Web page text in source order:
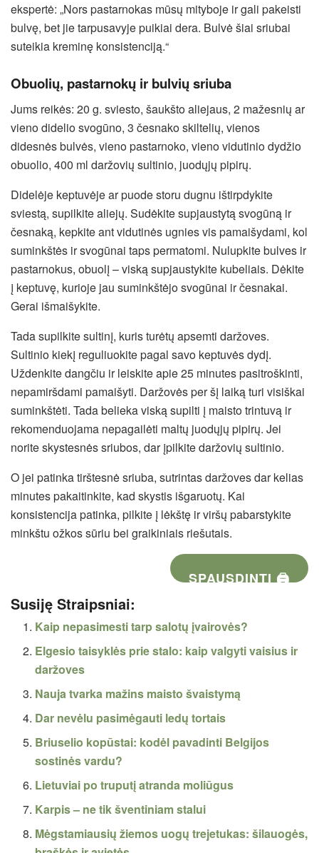
ekspertė: „Nors pastarnokas mūsų mityboje ir gali pakeisti
bulvę, bet jie tarpusavyje puikiai dera. Bulvė šiai sriubai
suteikia kreminę konsistenciją.“
Obuolių, pastarnokų ir bulvių sriuba
Jums reikės: 20 g. sviesto, šaukšto aliejaus, 2 mažesnių ar
vieno didelio svogūno, 3 česnako skiltelių, vienos
didesnės bulvės, vieno pastarnoko, vieno vidutinio dydžio
obuolio, 400 ml daržovių sultinio, juodųjų pipirų.
Didelėje keptuvėje ar puode storu dugnu ištirpdykite
sviestą, supilkite aliejų. Sudėkite supjaustytą svogūną ir
česnaką, kepkite ant vidutinės ugnies vis pamaišydami, kol
suminkštės ir svogūnai taps permatomi. Nulupkite bulves ir
pastarnokus, obuolį – viską supjaustykite kubeliais. Dėkite
į keptuvę, kurioje jau suminkštėjo svogūnai ir česnakai.
Gerai išmaišykite.
Tada supilkite sultinį, kuris turėtų apsemti daržoves.
Sultinio kiekį reguliuokite pagal savo keptuvės dydį.
Uždenkite dangčiu ir leiskite apie 25 minutes pasitroškinti,
nepamiršdami pamaišyti. Daržovės per šį laiką turi visiškai
suminkštėti. Tada belieka viską supilti į maisto trintuvą ir
rekomenduojama nepagailėti maltų juodųjų pipirų. Jei
norite skystesnės sriubos, dar įpilkite daržovių sultinio.
O jei patinka tirštesnė sriuba, sutrintas daržoves dar kelias
minutes pakaitinkite, kad skystis išgaruotų. Kai
konsistencija patinka, pilkite į lėkštę ir viršų pabarstykite
minkštu ožkos sūriu bei graikiniais riešutais.
SPAUSDINTI 🖨
Susiję Straipsniai:
Kaip nepasimesti tarp salotų įvairovės?
Elgesio taisyklės prie stalo: kaip valgyti vaisius ir
daržoves
Nauja tvarka mažins maisto švaistymą
Dar nevėlu pasimėgauti ledų tortais
Briuselio kopūstai: kodėl pavadinti Belgijos
sostinės vardu?
Lietuviai po truputį atranda moliūgus
Karpis – ne tik šventiniam stalui
Mėgstamiausių žiemos uogų trejetukas: šilauogės,